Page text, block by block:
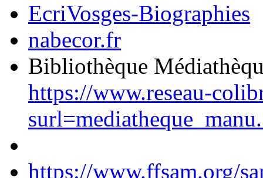
EcriVosges-Biographies
nabecor.fr
Bibliothèque
https://www.reseau-
https://www.ffsam.org/